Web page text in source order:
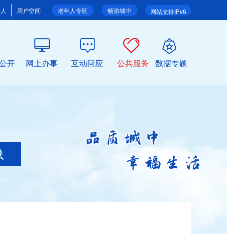
网站支持IPv6
畅游城中
老年人专区
用户空间
开 网上办事 互动回应 公共服务 数据专题